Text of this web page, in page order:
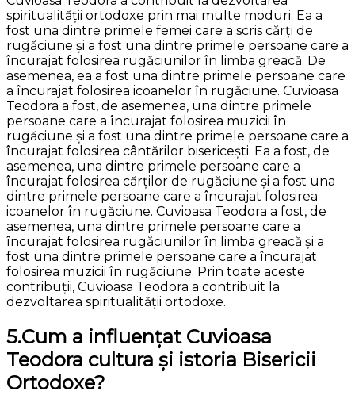
spiritualității ortodoxe prin mai multe moduri. Ea a
fost una dintre primele femei care a scris cărți de
rugăciune și a fost una dintre primele persoane care a
încurajat folosirea rugăciunilor în limba greacă. De
asemenea, ea a fost una dintre primele persoane care
a încurajat folosirea icoanelor în rugăciune. Cuvioasa
Teodora a fost, de asemenea, una dintre primele
persoane care a încurajat folosirea muzicii în
rugăciune și a fost una dintre primele persoane care a
încurajat folosirea cântărilor bisericești. Ea a fost, de
asemenea, una dintre primele persoane care a
încurajat folosirea cărților de rugăciune și a fost una
dintre primele persoane care a încurajat folosirea
icoanelor în rugăciune. Cuvioasa Teodora a fost, de
asemenea, una dintre primele persoane care a
încurajat folosirea rugăciunilor în limba greacă și a
fost una dintre primele persoane care a încurajat
folosirea muzicii în rugăciune. Prin toate aceste
contribuții, Cuvioasa Teodora a contribuit la
dezvoltarea spiritualității ortodoxe.
5.Cum a influențat Cuvioasa
Teodora cultura și istoria Bisericii
Ortodoxe?